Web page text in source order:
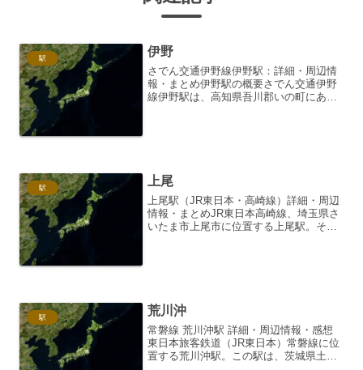
駅 伊野
さでん交通伊野線伊野駅：詳細・周辺情
報・まとめ伊野駅の概要さでん交通伊野
線伊野駅は、高知県吾川郡いの町にあ
駅 上尾
上尾駅（JR東日本・高崎線）詳細・周辺
情報・まとめJR東日本高崎線、埼玉県さ
いたま市上尾市に位置する上尾駅。その
駅 荒川沖
常磐線 荒川沖駅 詳細・周辺情報・感想
東日本旅客鉄道（JR東日本）常磐線に位
置する荒川沖駅。この駅は、茨城県土浦